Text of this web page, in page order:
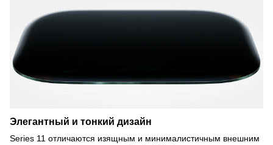
Элегантный и тонкий дизайн
Series 11 отличаются изящным и минималистичным внешним